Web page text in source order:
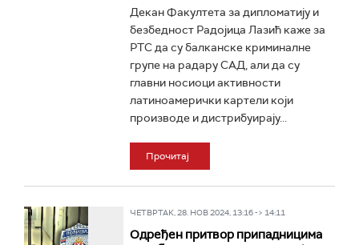
Декан Факултета за дипломатију и
безбедност Радојица Лазић каже за
РТС да су балканске криминалне
групе на радару САД, али да су
главни носиоци активности
латиноамерички картели који
производе и дистрибуирају...
Прочитај
ЧЕТВРТАК, 28. НОВ 2024, 13:16 -> 14:11
Одређен притвор припадницима